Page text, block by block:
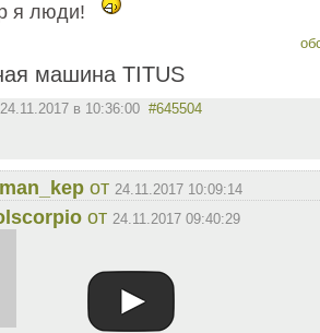
я люди!
машина TITUS
24.11.2017 в 10:36:00 #645504
от 24.11.2017 10:09:14
от 24.11.2017 09:40:29